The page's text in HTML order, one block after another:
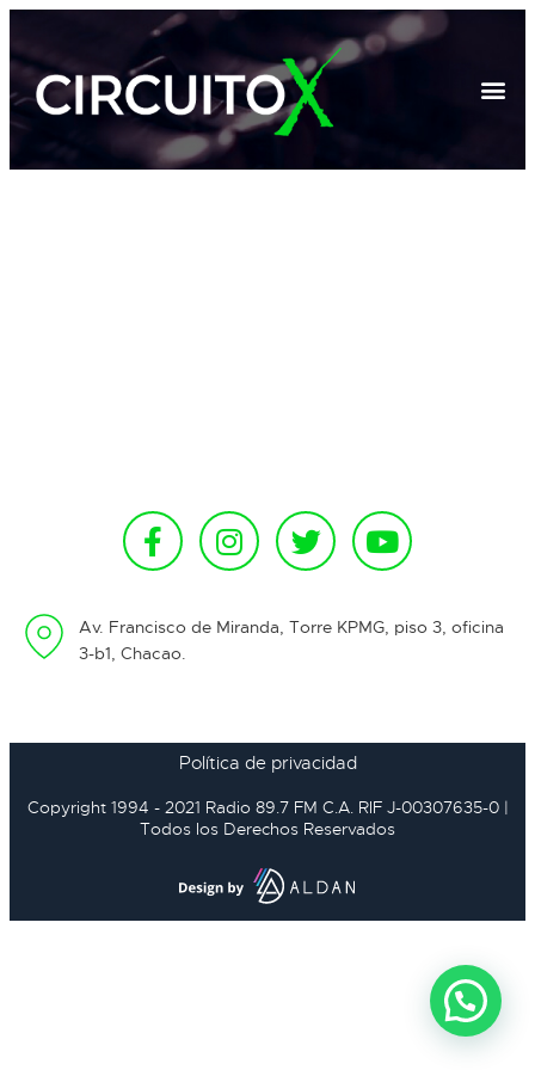
Av. Francisco de Miranda, Torre KPMG, piso 3, oficina
3-b1, Chacao.
Política de privacidad
Copyright 1994 - 2021 Radio 89.7 FM C.A. RIF J-00307635-0 |
Todos los Derechos Reservados